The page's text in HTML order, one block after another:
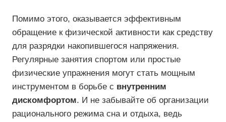
Помимо этого, оказывается эффективным
обращение к физической активности как средству
для разрядки накопившегося напряжения.
Регулярные занятия спортом или простые
физические упражнения могут стать мощным
инструментом в борьбе с внутренним
дискомфортом. И не забывайте об организации
рационального режима сна и отдыха, ведь